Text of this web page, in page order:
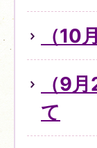
（10
（9
て